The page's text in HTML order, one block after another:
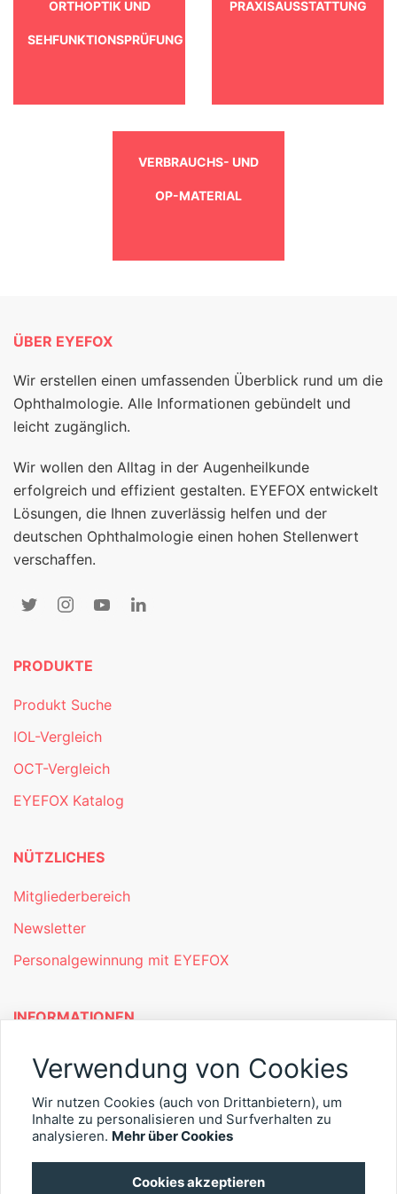
ORTHOPTIK UND
SEHFUNKTIONSPRÜFUNG
PRAXISAUSSTATTUNG
VERBRAUCHS- UND
OP-MATERIAL
ÜBER EYEFOX
Wir erstellen einen umfassenden Überblick rund um die
Ophthalmologie. Alle Informationen gebündelt und
leicht zugänglich.
Wir wollen den Alltag in der Augenheilkunde
erfolgreich und effizient gestalten. EYEFOX entwickelt
Lösungen, die Ihnen zuverlässig helfen und der
deutschen Ophthalmologie einen hohen Stellenwert
verschaffen.
PRODUKTE
Produkt Suche
IOL-Vergleich
OCT-Vergleich
EYEFOX Katalog
NÜTZLICHES
Mitgliederbereich
Newsletter
Personalgewinnung mit EYEFOX
INFORMATIONEN
Was ist EYEFOX – Ihre Möglichkeiten
Kontakt
Verwendung von Cookies
Wir nutzen Cookies (auch von Drittanbietern), um
Inhalte zu personalisieren und Surfverhalten zu
analysieren. Mehr über Cookies
Cookies akzeptieren